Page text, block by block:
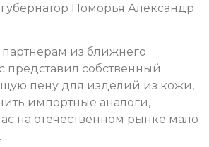
губернатор Поморья Александр
из ближнего
представил собственный
пену для изделий из кожи,
импортные аналоги,
на отечественном рынке мало